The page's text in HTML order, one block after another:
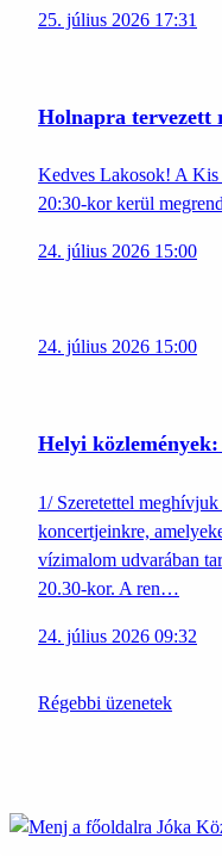
25. július 2026 17:31
Holnapra tervezett
Kedves Lakosok! A
20:30-kor kerül
24. július 2026 15:00
24. július 2026 15:00
Helyi közlemények:
1/ Szeretettel
koncertjeinkre,
vízimalom udvarában
20.30-kor. A ren…
24. július 2026 09:32
Régebbi üzenetek
Jóka